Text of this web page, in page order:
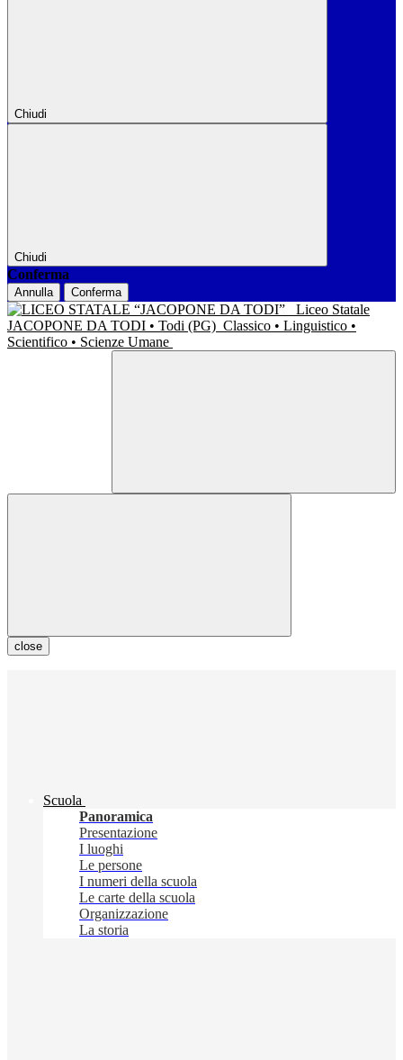
Chiudi
Chiudi
Conferma
Annulla Conferma
Liceo Statale
JACOPONE DA TODI • Todi (PG) Classico • Linguistico •
Scientifico • Scienze Umane
close
Scuola
Panoramica
Presentazione
I luoghi
Le persone
I numeri della scuola
Le carte della scuola
Organizzazione
La storia